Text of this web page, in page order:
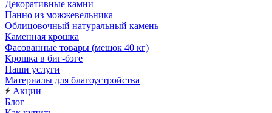
Декоративные камни
Панно из можжевельника
Облицовочный натуральный камень
Каменная крошка
Фасованные товары (мешок 40 кг)
Крошка в биг-бэге
Наши услуги
Материалы для благоустройства
Акции
Блог